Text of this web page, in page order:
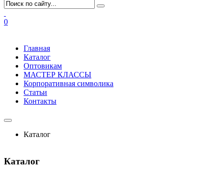
0
Главная
Каталог
Оптовикам
МАСТЕР КЛАССЫ
Корпоративная символика
Статьи
Контакты
Каталог
Каталог